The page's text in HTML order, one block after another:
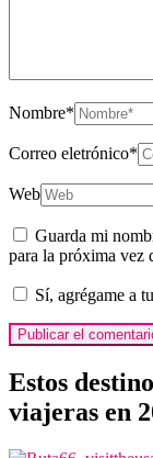
Nombre*
Correo eletrónico*
Web
Guarda mi
para la próxima vez
Sí, agrégame a
Estos
viajeras en